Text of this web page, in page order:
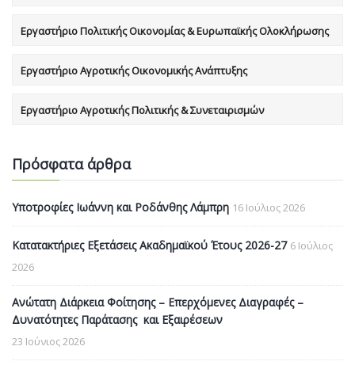
Εργαστήριο Πολιτικής Οικονομίας & Ευρωπαϊκής Ολοκλήρωσης
Εργαστήριο Αγροτικής Οικονομικής Ανάπτυξης
Εργαστήριο Αγροτικής Πολιτικής & Συνεταιρισμών
Πρόσφατα άρθρα
Υποτροφίες Ιωάννη και Ροδάνθης Λάμπρη 16 Ιούλιος 2026
Κατατακτήριες Εξετάσεις Ακαδημαϊκού Έτους 2026-27 6 Ιούλιος
2026
Ανώτατη Διάρκεια Φοίτησης – Επερχόμενες Διαγραφές –
Δυνατότητες Παράτασης και Εξαιρέσεων
23 Ιούνιος 2026